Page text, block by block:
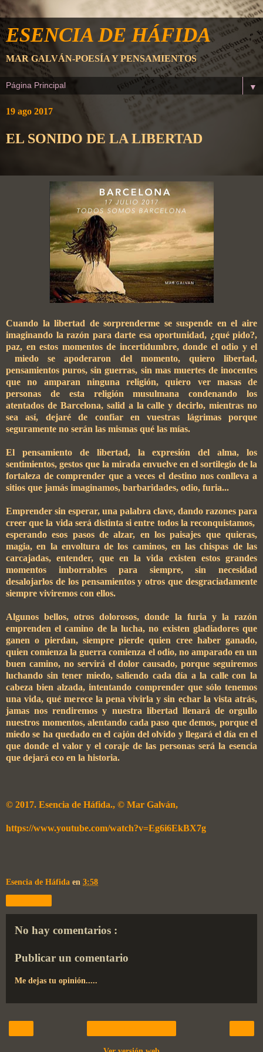
ESENCIA DE HÁFIDA
MAR GALVÁN-POESÍA Y PENSAMIENTOS
▼
19 ago 2017
EL SONIDO DE LA LIBERTAD
Cuando la libertad de sorprenderme se suspende en el aire
imaginando la razón para darte esa oportunidad, ¿qué pido?,
paz, en estos momentos de incertidumbre, donde el odio y el
miedo se apoderaron del momento, quiero libertad,
pensamientos puros, sin guerras, sin mas muertes de inocentes
que no amparan ninguna religión, quiero ver masas de
personas de esta religión musulmana condenando los
atentados de Barcelona, salid a la calle y decirlo, mientras no
sea así, dejaré de confiar en vuestras lágrimas porque
seguramente no serán las mismas qué las mías.
El pensamiento de libertad, la expresión del alma, los
sentimientos, gestos que la mirada envuelve en el sortilegio de la
fortaleza de comprender que a veces el destino nos conlleva a
sitios que jamás imaginamos, barbaridades, odio, furia...
Emprender sin esperar, una palabra clave, dando razones para
creer que la vida será distinta si entre todos la reconquistamos,
esperando esos pasos de alzar, en los paisajes que quieras,
magia, en la envoltura de los caminos, en las chispas de las
carcajadas, entender, que en la vida existen estos grandes
momentos imborrables para siempre, sin necesidad
desalojarlos de los pensamientos y otros que desgraciadamente
siempre viviremos con ellos.
Algunos bellos, otros dolorosos, donde la furia y la razón
emprenden el camino de la lucha, no existen gladiadores que
ganen o pierdan, siempre pierde quien cree haber ganado,
quien comienza la guerra comienza el odio, no amparado en un
buen camino, no servirá el dolor causado, porque seguiremos
luchando sin tener miedo, saliendo cada día a la calle con la
cabeza bien alzada, intentando comprender que sólo tenemos
una vida, qué merece la pena vivirla y sin echar la vista atrás,
jamas nos rendiremos y nuestra libertad llenará de orgullo
nuestros momentos, alentando cada paso que demos, porque el
miedo se ha quedado en el cajón del olvido y llegará el día en el
que donde el valor y el coraje de las personas será la esencia
que dejará eco en la historia.
© 2017. Esencia de Háfida., © Mar Galván,
https://www.youtube.com/watch?v=Eg6i6EkBX7g
Esencia de Háfida en 3:58
No hay comentarios :
Publicar un comentario
Me dejas tu opinión.....